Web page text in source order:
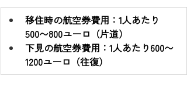
移住時の航空券費用：1人あたり
500〜800ユーロ（片道）
下見の航空券費用：1人あたり600〜
1200ユーロ（往復）